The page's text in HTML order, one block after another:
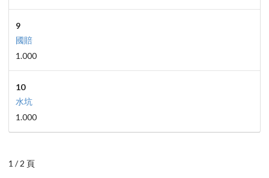
9
國賠
1.000
10
水坑
1.000
1 / 2 頁